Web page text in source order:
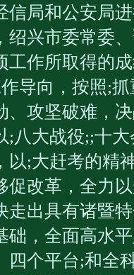
信局和公安局
绍兴市委常委
工作所取得的
导向，按照;
、攻坚破难，
;八大战役;;十
以;大赶考的精
促改革，全力
走出具有诸暨
础，全面高水
四个平台;和全